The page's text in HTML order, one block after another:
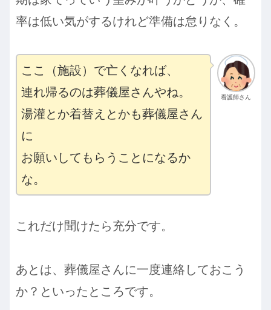
率は低い気がするけれど準備は怠りなく。
看護師さん
ここ（施設）で亡くなれば、
連れ帰るのは葬儀屋さんやね。
湯灌とか着替えとかも葬儀屋さん
に
お願いしてもらうことになるか
な。
これだけ聞けたら充分です。
あとは、葬儀屋さんに一度連絡しておこう
か？といったところです。